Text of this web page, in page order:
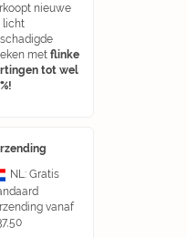
nieuwe
licht
met flinke
tot wel
NL: Gratis
vanaf